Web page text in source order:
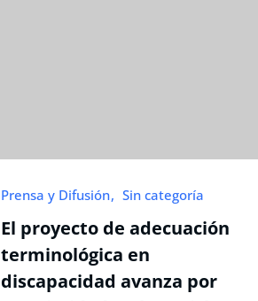
Prensa y Difusión Sin categoría
El proyecto de adecuación
terminológica en
discapacidad avanza por